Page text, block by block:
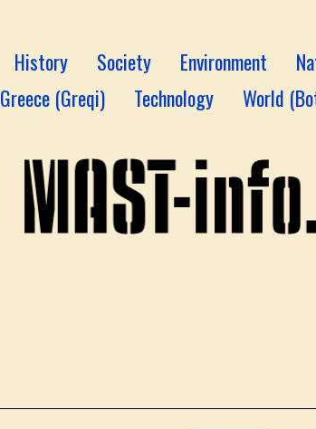
History Society Environment
Greece (Greqi) Technology World